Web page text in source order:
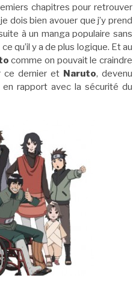
chapitres pour retrouver
dois bien avouer que j’y prend
à un manga populaire sans
qu’il y a de plus logique. Et au
comme on pouvait le craindre
ce dernier et Naruto, devenu
rapport avec la sécurité du